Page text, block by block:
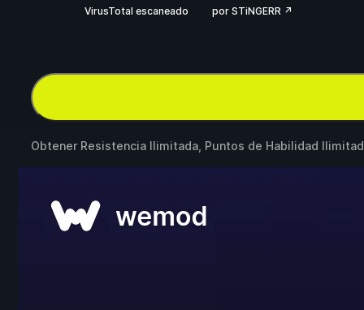
VirusTotal escaneado por STiNGERR ↗
Obtener Resistencia Ilimitada, Puntos de Habilidad